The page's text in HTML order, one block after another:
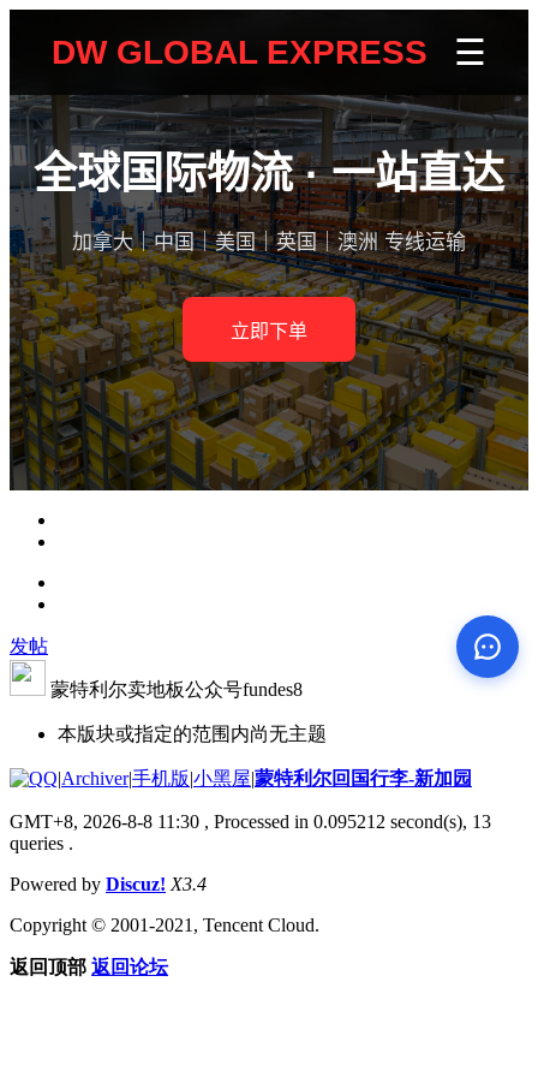
发帖
蒙特利尔卖地板公众号fundes8
本版块或指定的范围内尚无主题
|Archiver|手机版|小黑屋|蒙特利尔回国行李-新加园
GMT+8, 2026-8-8 11:30 , Processed in 0.095212 second(s), 13
queries .
Powered by Discuz! X3.4
Copyright © 2001-2021, Tencent Cloud.
返回顶部 返回论坛